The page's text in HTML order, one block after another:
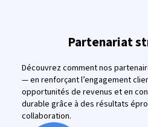
Partenariat
Découvrez comment nos
— en renforçant l’engagement
opportunités de revenus et en
durable grâce à des résultats
collaboration.